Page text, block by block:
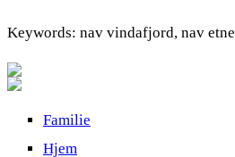
Keywords: nav vindafjord, nav etne
Familie
Hjem